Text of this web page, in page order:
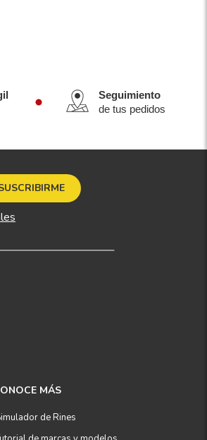
Seguimiento
de tus pedidos
MÁS
de Rines